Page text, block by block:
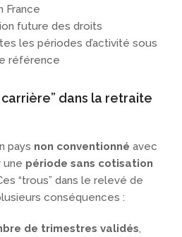
France
future des droits
les périodes d’activité sous
référence
dans la retraite
pays non conventionné avec
une période sans cotisation
“trous” dans le relevé de
conséquences :
de trimestres validés,